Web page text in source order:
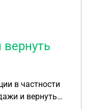
в частности
и вернуть